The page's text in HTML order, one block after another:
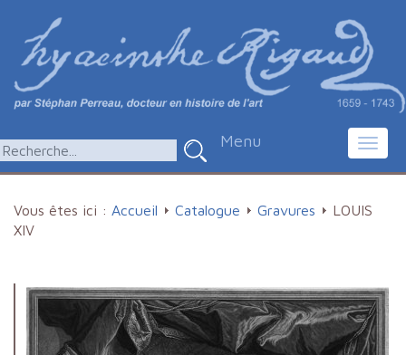
Menu
Vous êtes ici : Accueil Catalogue Gravures
LOUIS
XIV